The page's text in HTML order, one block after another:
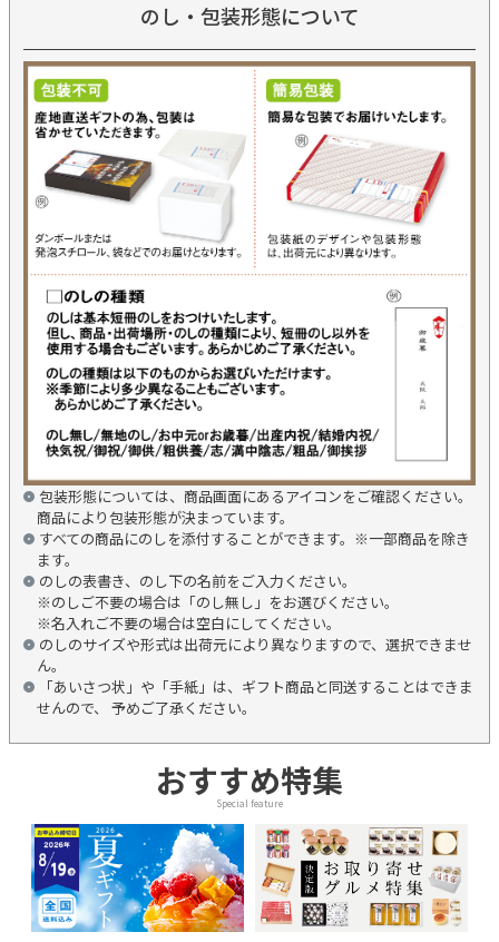
のし・包装形態について
包装形態については、商品画面にあるアイコンをご確認ください。
商品により包装形態が決まっています。
すべての商品にのしを添付することができます。※一部商品を除き
ます。
のしの表書き、のし下の名前をご入力ください。
※のしご不要の場合は「のし無し」をお選びください。
※名入れご不要の場合は空白にしてください。
のしのサイズや形式は出荷元により異なりますので、選択できませ
ん。
「あいさつ状」や「手紙」は、ギフト商品と同送することはできま
せんので、 予めご了承ください。
おすすめ特集
Special feature